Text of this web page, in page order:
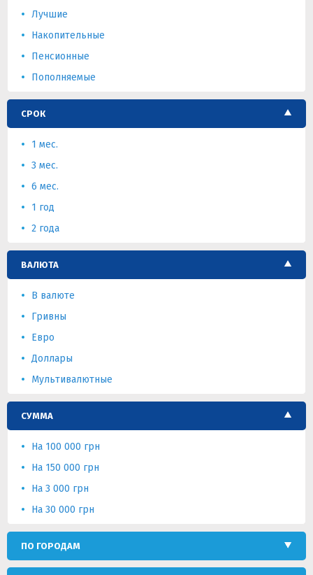
Лучшие
Накопительные
Пенсионные
Пополняемые
СРОК
1 мес.
3 мес.
6 мес.
1 год
2 года
ВАЛЮТА
В валюте
Гривны
Евро
Доллары
Мультивалютные
СУММА
На 100 000 грн
На 150 000 грн
На 3 000 грн
На 30 000 грн
ПО ГОРОДАМ